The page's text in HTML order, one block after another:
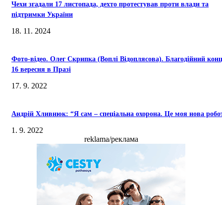
Чехи згадали 17 листопада, дехто протестував проти влади та
підтримки України
18. 11. 2024
Фото-відео. Олег Скрипка (Воплі Відоплясова). Благодійний
16 вересня в Празі
17. 9. 2022
Андрій Хливнюк: “Я сам – спеціальна охорона. Це моя нова
1. 9. 2022
reklama/реклама